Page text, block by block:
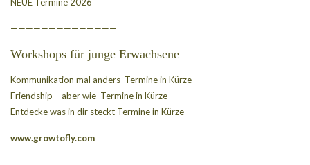
——————————————
Workshops für junge Erwachsene
Kommunikation mal anders Termine in Kürze
Friendship – aber wie Termine in Kürze
Entdecke was in dir steckt Termine in Kürze
www.growtofly.com